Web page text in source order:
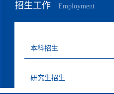
招生工作 Employment
本科招生
研究生招生